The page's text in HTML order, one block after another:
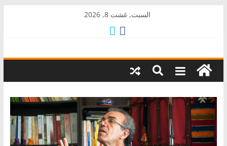
السبت, غشت 8, 2026
AkalPress
منبر
المغرب